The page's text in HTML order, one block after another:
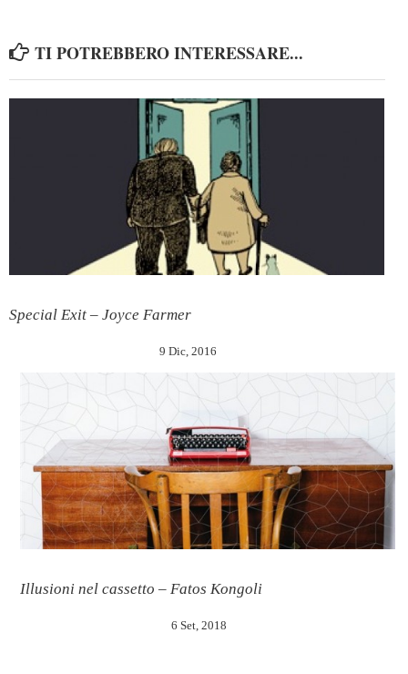
TI POTREBBERO INTERESSARE...
Special Exit – Joyce Farmer
9 Dic, 2016
Illusioni nel cassetto – Fatos Kongoli
6 Set, 2018